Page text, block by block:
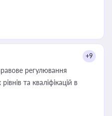
+9
регулювання
та кваліфікацій в